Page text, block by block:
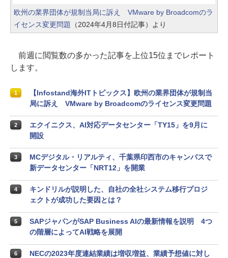
欧州の業界団体が規制当局に訴え VMware by Broadcomのラ
イセンス変更問題
（2024年4月8日付記事）より
前週に閲覧数の多かった記事を上位15位までレポート
します。
1
【Infostand海外ITトピックス】欧州の業界団体が規制当
局に訴え VMware by Broadcomのライセンス変更問題
2
エクイニクス、AI対応データセンター「TY15」を9月に
開設
3
MCデジタル・リアルティ、千葉県印西市のキャンパスで
新データセンター「NRT12」を開業
4
キンドリルが説明した、自社の全社システム移行プロジ
ェクトが成功した要因とは？
5
SAPジャパンがSAP Business AIの最新情報を説明 4つ
の階層によってAI戦略を展開
6
NECの2023年度連結業績は増収増益、業績予想値に対し